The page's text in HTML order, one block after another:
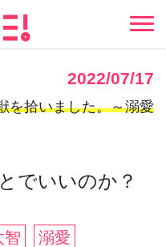
2022/07/17
を拾いました。～溺愛
でいいのか？
智 溺愛